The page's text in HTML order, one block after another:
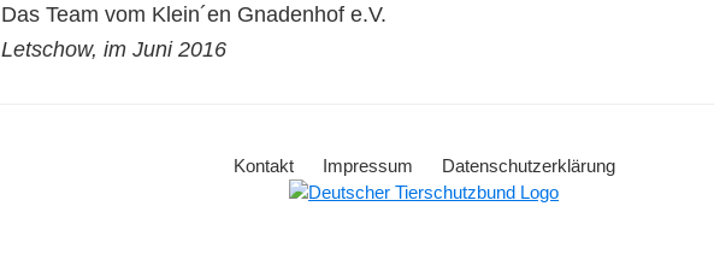
Das Team vom Klein´en Gnadenhof e.V.
Letschow, im Juni 2016
Kontakt Impressum Datenschutzerklärung